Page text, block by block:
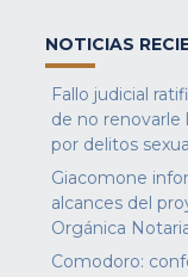
NOTICIAS
Fallo judicial
de no renovarle
por delitos
Giacomone
alcances del
Orgánica
Comodoro: